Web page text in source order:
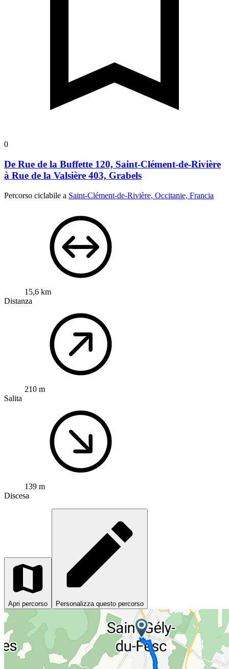
0
De Rue de la Buffette 120, Saint-Clément-de-Rivière
à Rue de la Valsière 403, Grabels
Percorso ciclabile a Saint-Clément-de-Rivière, Occitanie, Francia
15,6 km
Distanza
210 m
Salita
139 m
Discesa
Apri percorso Personalizza questo percorso